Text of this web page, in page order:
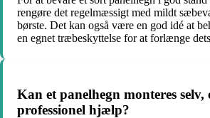
rengøre det regelmæssigt med mildt
børste. Det kan også være en god idé at
en egnet træbeskyttelse for at forlænge
Kan et panelhegn monteres
professionel hjælp?